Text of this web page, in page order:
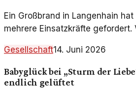
Ein Großbrand in Langenhain
mehrere Einsatzkräfte gefordert.
genaue Ursache noch unklar ist.
Gesellschaft14. Juni 2026
Babyglück bei „Sturm der
endlich gelüftet